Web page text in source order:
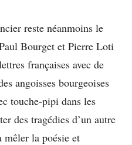
reste néanmoins le
Bourget et Pierre Loti
françaises avec de
angoisses bourgeoises
touche-pipi dans les
des tragédies d’un autre
mêler la poésie et